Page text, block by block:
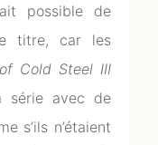
possible de
titre, car les
Cold Steel III
série avec de
s’ils n’étaient